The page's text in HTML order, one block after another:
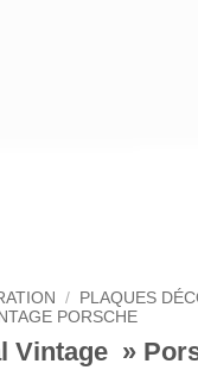
/ PLAQUES
PORSCHE
Vintage »